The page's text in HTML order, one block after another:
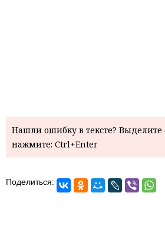
Нашли ошибку в тексте?
нажмите: Ctrl+Enter
Поделиться: